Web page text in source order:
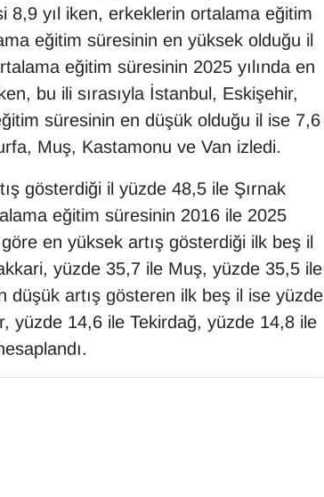
8,9 yıl iken, erkeklerin ortalama eğitim
eğitim süresinin en yüksek olduğu il
eğitim süresinin 2025 yılında en
bu ili sırasıyla İstanbul, Eskişehir,
süresinin en düşük olduğu il ise 7,6
Muş, Kastamonu ve Van izledi.
gösterdiği il yüzde 48,5 ile Şırnak
eğitim süresinin 2016 ile 2025
göre en yüksek artış gösterdiği ilk beş il
yüzde 35,7 ile Muş, yüzde 35,5 ile
düşük artış gösteren ilk beş il ise yüzde
yüzde 14,6 ile Tekirdağ, yüzde 14,8 ile